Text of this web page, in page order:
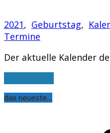
2021, Geburtstag,
Termine
Der aktuelle Kalender
das neueste…